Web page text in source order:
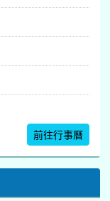
前往行事曆